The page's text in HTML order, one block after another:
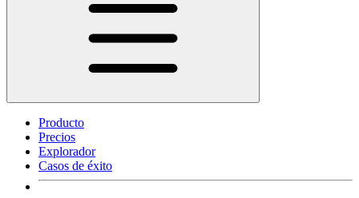
Producto
Precios
Explorador
Casos de éxito